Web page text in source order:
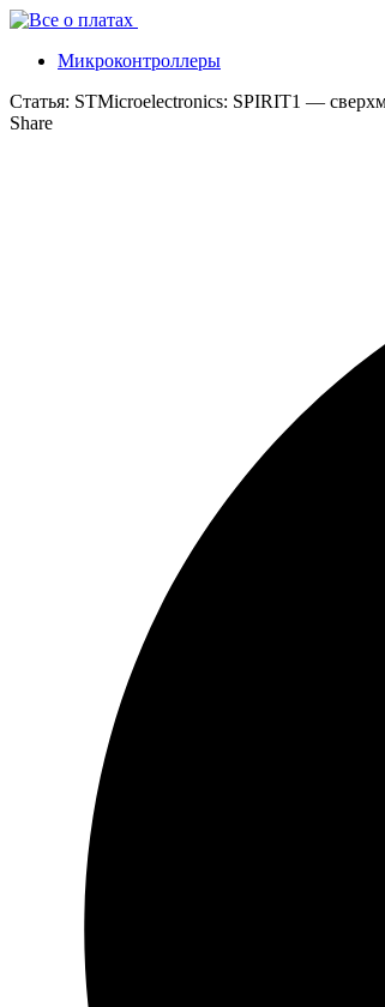
Микроконтроллеры
Статья: STMicroelectronics: SPIRIT1 —
Share